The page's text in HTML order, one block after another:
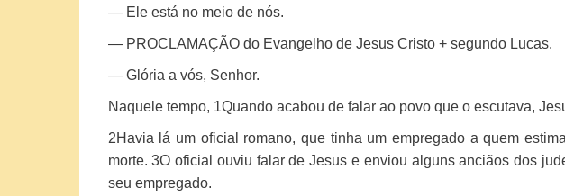
— Ele está no meio de nós.
— PROCLAMAÇÃO do Evangelho de Jesus Cristo +segundo Lucas.
— Glória a vós, Senhor.
Naquele tempo, 1Quando acabou de falar ao povo que o escutava,
2Havia lá um oficial romano, que tinha um empregado a quem
morte.3O oficial ouviu falar de Jesus e enviou alguns anciãos dos
seu empregado.